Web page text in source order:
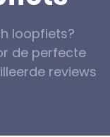
loopfiets?
de perfecte
reviews